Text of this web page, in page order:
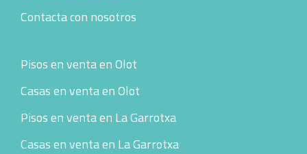
Contacta con nosotros
Pisos en venta en Olot
Casas en venta en Olot
Pisos en venta en La Garrotxa
Casas en venta en La Garrotxa